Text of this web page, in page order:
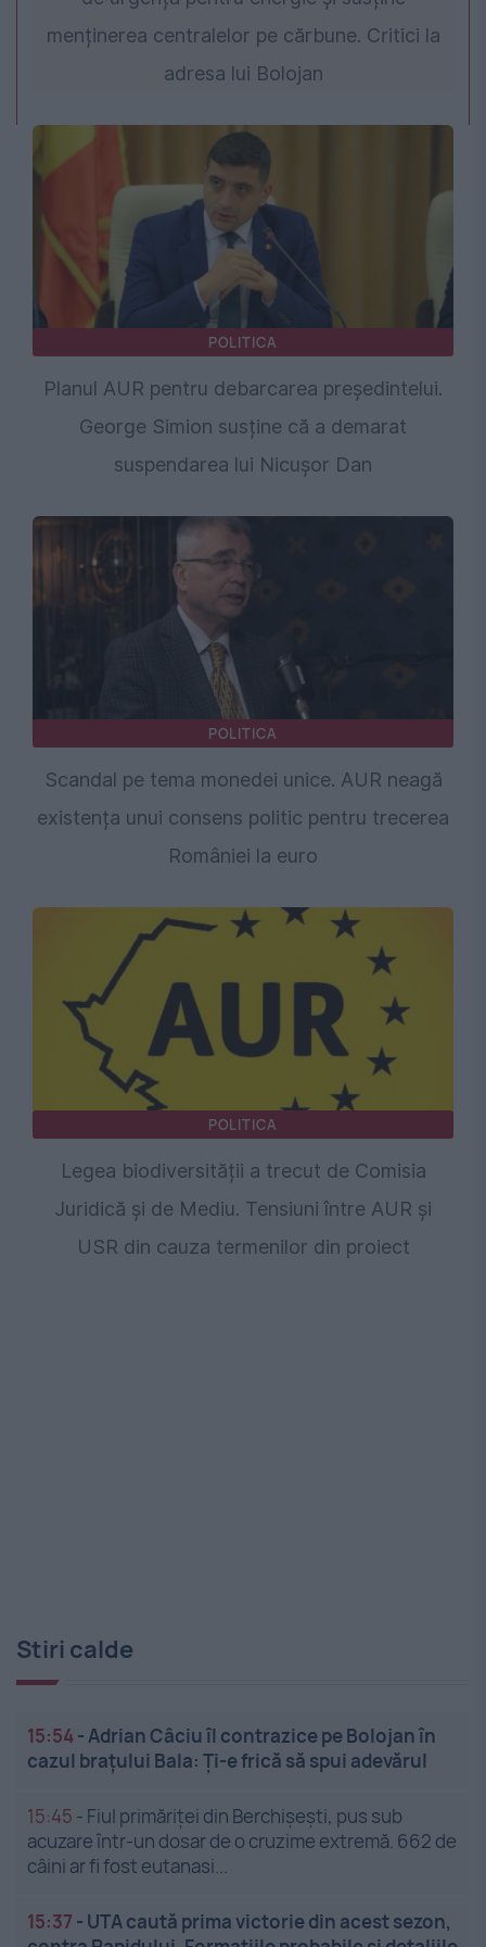
menținerea centralelor pe cărbune. Critici la
adresa lui Bolojan
POLITICA
Planul AUR pentru debarcarea președintelui.
George Simion susține că a demarat
suspendarea lui Nicușor Dan
POLITICA
Scandal pe tema monedei unice. AUR neagă
existența unui consens politic pentru trecerea
României la euro
POLITICA
Legea biodiversității a trecut de Comisia
Juridică și de Mediu. Tensiuni între AUR și
USR din cauza termenilor din proiect
Stiri calde
15:54-Adrian Câciu îl contrazice pe Bolojan în
cazul brațului Bala: Ți-e frică să spui adevărul
15:45 - Fiul primăriței din Berchișești, pus sub
acuzare într-un dosar de o cruzime extremă. 662 de
câini ar fi fost eutanasi...
15:37 - UTA caută prima victorie din acest sezon,